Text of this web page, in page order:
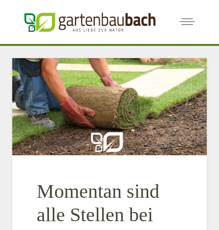
Momentan sind
alle Stellen bei